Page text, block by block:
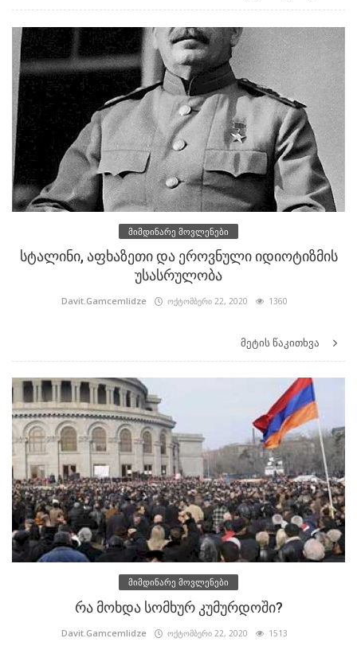
მიმდინარე მოვლენები
სტალინი, აფხაზეთი და ეროვნული იდიოტიზმის
უსასრულობა
Davit.Gamcemlidze ოქტომბერი 22, 2020 1360
მეტის წაკითხვა
მიმდინარე მოვლენები
რა მოხდა სომხურ კუმურდოში?
Davit.Gamcemlidze ოქტომბერი 22, 2020 1513